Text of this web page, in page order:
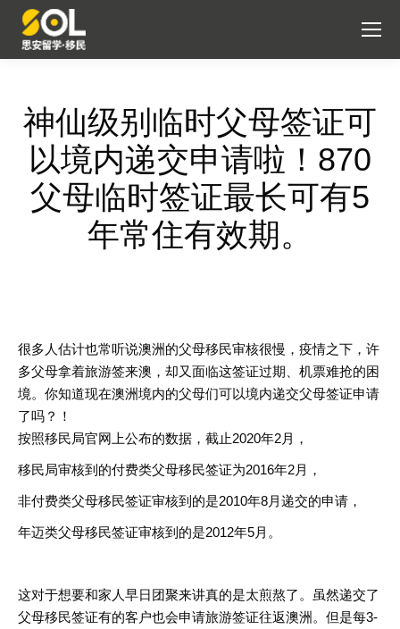
神仙级别临时父母签证可
以境内递交申请啦！870
父母临时签证最长可有5
年常住有效期。
很多人估计也常听说澳洲的父母移民审核很慢，疫情之下，许
多父母拿着旅游签来澳，却又面临这签证过期、机票难抢的困
境。你知道现在澳洲境内的父母们可以境内递交父母签证申请
了吗？！
按照移民局官网上公布的数据，截止2020年2月，
移民局审核到的付费类父母移民签证为2016年2月，
非付费类父母移民签证审核到的是2010年8月递交的申请，
年迈类父母移民签证审核到的是2012年5月。
这对于想要和家人早日团聚来讲真的是太煎熬了。虽然递交了
父母移民签证有的客户也会申请旅游签证往返澳洲。但是每3-